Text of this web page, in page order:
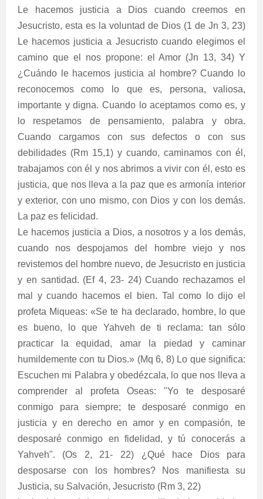
Le hacemos justicia a Dios cuando creemos en
Jesucristo, esta es la voluntad de Dios (1 de Jn 3, 23)
Le hacemos justicia a Jesucristo cuando elegimos el
camino que el nos propone: el Amor (Jn 13, 34) Y
¿Cuándo le hacemos justicia al hombre? Cuando lo
reconocemos como lo que es, persona, valiosa,
importante y digna. Cuando lo aceptamos como es, y
lo respetamos de pensamiento, palabra y obra.
Cuando cargamos con sus defectos o con sus
debilidades (Rm 15,1) y cuando, caminamos con él,
trabajamos con él y nos abrimos a vivir con él, esto es
justicia, que nos lleva a la paz que es armonía interior
y exterior, con uno mismo, con Dios y con los demás.
La paz es felicidad.
Le hacemos justicia a Dios, a nosotros y a los demás,
cuando nos despojamos del hombre viejo y nos
revistemos del hombre nuevo, de Jesucristo en justicia
y en santidad. (Ef 4, 23- 24) Cuando rechazamos el
mal y cuando hacemos el bien. Tal como lo dijo el
profeta Miqueas: «Se te ha declarado, hombre, lo que
es bueno, lo que Yahveh de ti reclama: tan sólo
practicar la equidad, amar la piedad y caminar
humildemente con tu Dios.» (Mq 6, 8) Lo que significa:
Escuchen mi Palabra y obedézcala, lo que nos lleva a
comprender al profeta Oseas: "Yo te desposaré
conmigo para siempre; te desposaré conmigo en
justicia y en derecho en amor y en compasión, te
desposaré conmigo en fidelidad, y tú conocerás a
Yahveh". (Os 2, 21- 22) ¿Qué hace Dios para
desposarse con los hombres? Nos manifiesta su
Justicia, su Salvación, Jesucristo (Rm 3, 22)